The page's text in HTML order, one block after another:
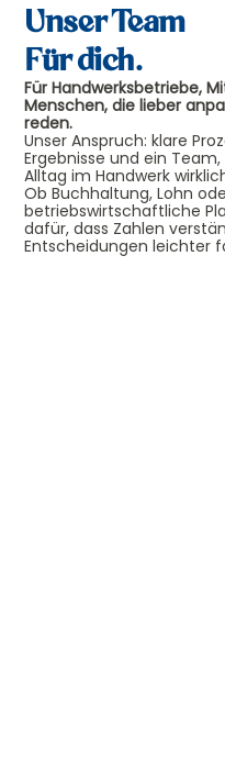
Unser Team
Für dich.
Für Handwerksbetriebe,
Menschen, die lieber
reden.
Unser Anspruch: klare
Ergebnisse und ein
Alltag im Handwerk
Ob Buchhaltung, Lohn
betriebswirtschaftliche
dafür, dass Zahlen
Entscheidungen leichter